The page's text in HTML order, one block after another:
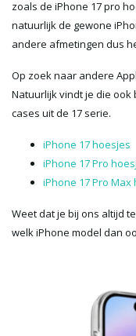
zoals de iPhone 17 pro
natuurlijk de gewone
andere afmetingen dus
Op zoek naar andere
Natuurlijk vindt je die ook
cases uit de 17 serie.
iPhone 17 hoesjes
iPhone 17 Pro
iPhone 17 Pro Max
Weet dat je bij ons altijd
welk iPhone model dan